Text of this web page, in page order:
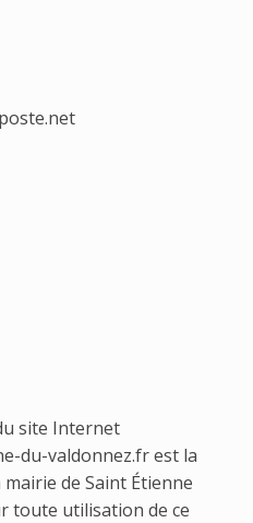
site Internet
du-valdonnez.fr est la
de Saint Étienne
toute utilisation de ce